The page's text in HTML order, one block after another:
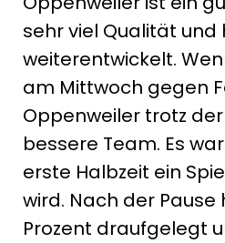
sehr viel Qualität und
weiterentwickelt.
am Mittwoch gegen
Oppenweiler trotz
bessere Team. Es
erste Halbzeit ein
wird. Nach der Pause
Prozent draufgelegt